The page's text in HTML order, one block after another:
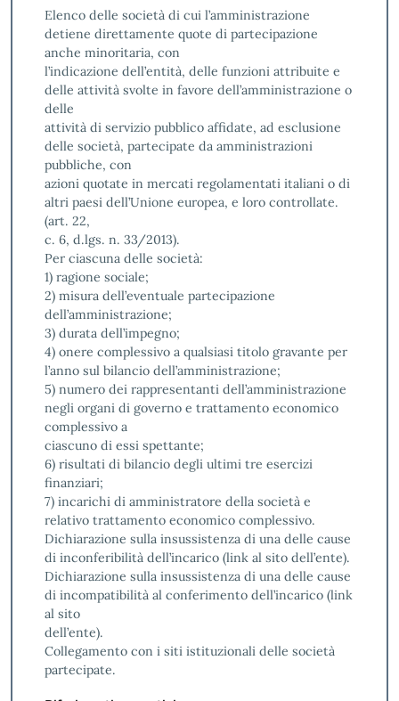
Elenco delle società di cui l’amministrazione
detiene direttamente quote di partecipazione
anche minoritaria, con
l’indicazione dell’entità, delle funzioni attribuite e
delle attività svolte in favore dell’amministrazione o
delle
attività di servizio pubblico affidate, ad esclusione
delle società, partecipate da amministrazioni
pubbliche, con
azioni quotate in mercati regolamentati italiani o di
altri paesi dell’Unione europea, e loro controllate.
(art. 22,
c. 6, d.lgs. n. 33/2013).
Per ciascuna delle società:
1) ragione sociale;
2) misura dell’eventuale partecipazione
dell’amministrazione;
3) durata dell’impegno;
4) onere complessivo a qualsiasi titolo gravante per
l’anno sul bilancio dell’amministrazione;
5) numero dei rappresentanti dell’amministrazione
negli organi di governo e trattamento economico
complessivo a
ciascuno di essi spettante;
6) risultati di bilancio degli ultimi tre esercizi
finanziari;
7) incarichi di amministratore della società e
relativo trattamento economico complessivo.
Dichiarazione sulla insussistenza di una delle cause
di inconferibilità dell’incarico (link al sito dell’ente).
Dichiarazione sulla insussistenza di una delle cause
di incompatibilità al conferimento dell’incarico (link
al sito
dell’ente).
Collegamento con i siti istituzionali delle società
partecipate.